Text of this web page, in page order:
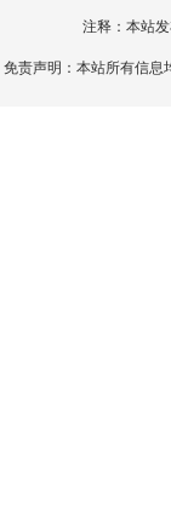
注释：本站
免责声明：本站所有信息